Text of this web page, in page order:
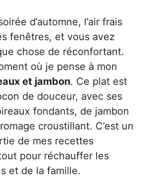
d’automne, l’air frais
fenêtres, et vous avez
chose de réconfortant.
où je pense à mon
et jambon. Ce plat est
de douceur, avec ses
fondants, de jambon
croustillant. C’est un
de mes recettes
pour réchauffer les
et de la famille.